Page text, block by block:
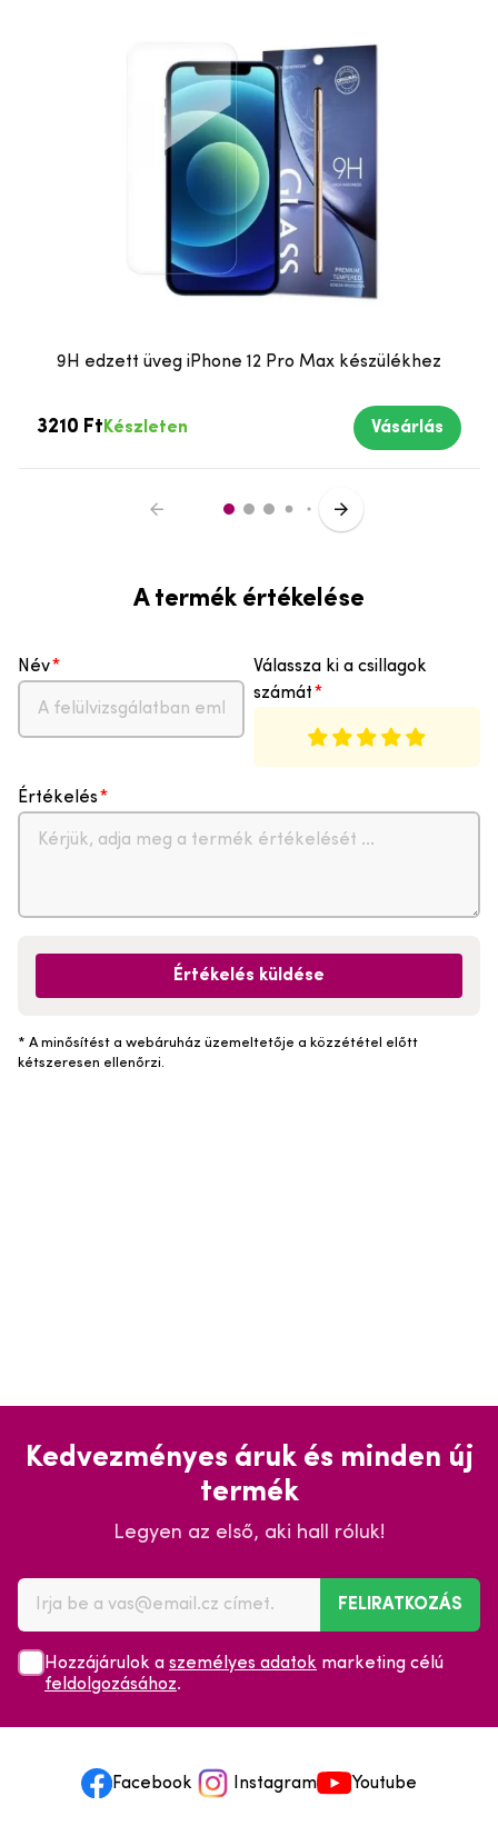
9H edzett üveg iPhone 12 Pro Max készülékhez
3210 Ft Készleten Vásárlás
A termék értékelése
Név
Válassza ki a csillagok
számát
Értékelés
Értékelés küldése
* A minősítést a webáruház üzemeltetője a közzététel előtt
kétszeresen ellenőrzi.
Kedvezményes áruk és minden új
termék
Legyen az első, aki hall róluk!
FELIRATKOZÁS
Hozzájárulok a személyes adatok marketing célú
feldolgozásához.
Facebook Instagram Youtube